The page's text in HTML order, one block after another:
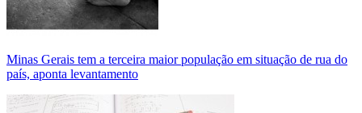
Minas Gerais tem a terceira maior população em situação de rua do
país, aponta levantamento